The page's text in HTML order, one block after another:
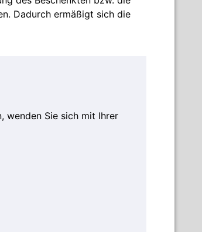
Dadurch ermäßigt sich die
wenden Sie sich mit Ihrer